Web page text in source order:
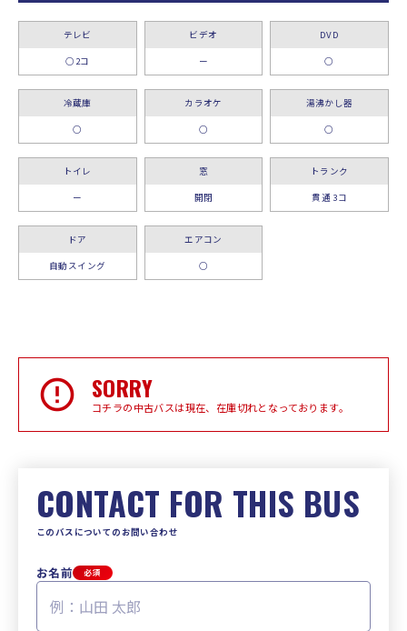
テレビ
○2コ
ビデオ
ー
DVD
○
冷蔵庫
○
カラオケ
○
湯沸かし器
○
トイレ
ー
窓
開閉
トランク
貫通 3コ
ドア
自動スイング
エアコン
○
SORRY
コチラの中古バスは現在、在庫切れとなっております。
CONTACT FOR THIS BUS
このバスについてのお問い合わせ
お名前 必須